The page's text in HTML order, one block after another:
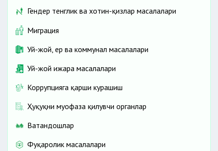
Гендер тенглик ва хотин-қизлар масалалари
Миграция
Уй-жой, ер ва коммунал масалалари
Уй-жой ижара масалалари
Коррупцияга қарши курашиш
Ҳуқуқни муҳофаза қилувчи органлар
Ватандошлар
Фуқаролик масалалари